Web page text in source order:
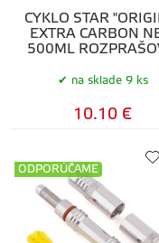
CYKLO STAR
EXTRA CARBON
500ML
na sklade 9 ks
10.10 €
ODPORÚČAME